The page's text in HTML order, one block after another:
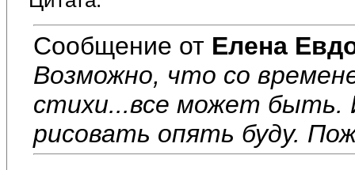
Сообщение от Елена
Возможно, что со
стихи...все может быть.
рисовать опять буду.